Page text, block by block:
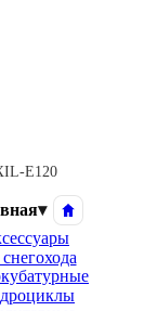
E120
▾